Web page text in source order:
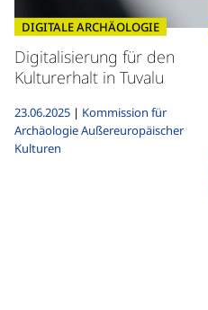
DIGITALE ARCHÄOLOGIE
Digitalisierung für den
Kulturerhalt in Tuvalu
23.06.2025 | Kommission für
Archäologie Außereuropäischer
Kulturen